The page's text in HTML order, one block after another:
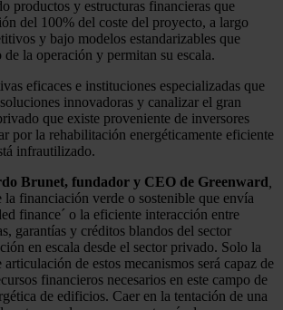
productos y estructuras financieras que
del 100% del coste del proyecto, a largo
y bajo modelos estandarizables que
la operación y permitan su escala.
eficaces e instituciones especializadas que
innovadoras y canalizar el gran
que existe proveniente de inversores
por la rehabilitación energéticamente eficiente
infrautilizado.
Brunet, fundador y CEO de Greenward
la financiación verde o sostenible que envía
finance´ o la eficiente interacción entre
garantías y créditos blandos del sector
en escala desde el sector privado. Solo la
de estos mecanismos será capaz de
financieros necesarios en este campo de
de edificios. Caer en la tentación de una